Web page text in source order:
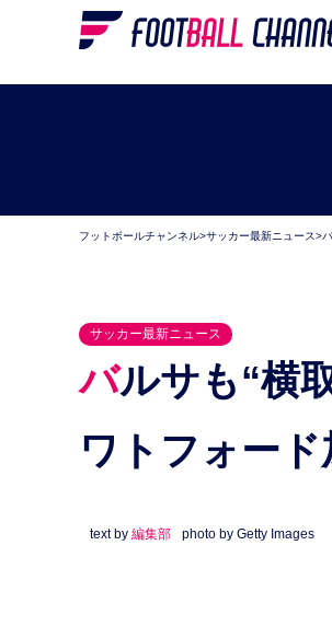
フットボールチャンネル>サッカー最新ニュース>
サッカー最新ニュース
バルサも“横取り合戦”に参戦か。契約の穴を突き…
ワトフォード
text by 編集部 photo by Getty Images